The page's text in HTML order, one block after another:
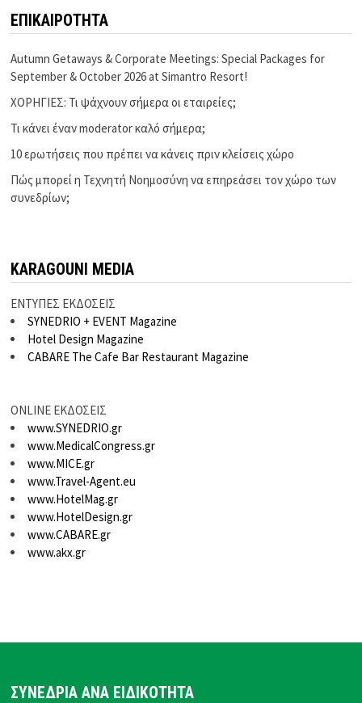
ΕΠΙΚΑΙΡΟΤΗΤΑ
Autumn Getaways & Corporate Meetings: Special Packages for
September & October 2026 at Simantro Resort!
ΧΟΡΗΓΙΕΣ: Τι ψάχνουν σήμερα οι εταιρείες;
Τι κάνει έναν moderator καλό σήμερα;
10 ερωτήσεις που πρέπει να κάνεις πριν κλείσεις χώρο
Πώς μπορεί η Τεχνητή Νοημοσύνη να επηρεάσει τον χώρο των
συνεδρίων;
KARAGOUNI MEDIA
ΕΝΤΥΠΕΣ ΕΚΔΟΣΕΙΣ
SYNEDRIO + EVENT Magazine
Hotel Design Magazine
CABARE The Cafe Bar Restaurant Magazine
ONLINE ΕΚΔΟΣΕΙΣ
www.SYNEDRIO.gr
www.MedicalCongress.gr
www.MICE.gr
www.Travel-Agent.eu
www.HotelMag.gr
www.HotelDesign.gr
www.CABARE.gr
www.akx.gr
ΣΥΝΕΔΡΙΑ ΑΝΑ ΕΙΔΙΚΟΤΗΤΑ